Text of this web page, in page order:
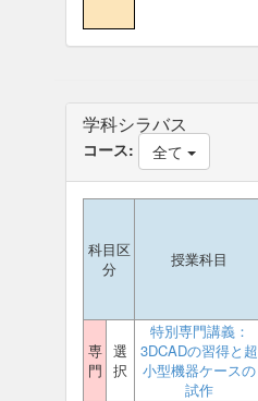
学科シラバス
コース: 全て
科目区
分
授業科目
専
門
選
択
特別専門講義：
3DCADの習得と超
小型機器ケースの
試作